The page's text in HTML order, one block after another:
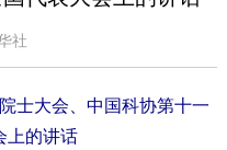
社
士大会、中国科协第十一
上的讲话